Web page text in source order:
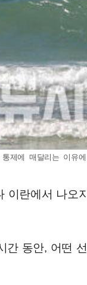
제에 매달리는 이유
이란에서 나오
간 동안, 어떤